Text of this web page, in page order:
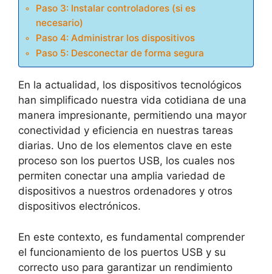
Paso 3: Instalar controladores (si es
necesario)
Paso 4: Administrar los dispositivos
Paso 5: Desconectar de forma segura
En la actualidad, los dispositivos tecnológicos
han simplificado nuestra vida cotidiana de una
manera impresionante, permitiendo una mayor
conectividad y eficiencia en nuestras tareas
diarias. Uno de los elementos clave en este
proceso son los puertos USB, los cuales nos
permiten conectar una amplia variedad de
dispositivos a nuestros ordenadores y otros
dispositivos electrónicos.
En este contexto, es fundamental comprender
el funcionamiento de los puertos USB y su
correcto uso para garantizar un rendimiento